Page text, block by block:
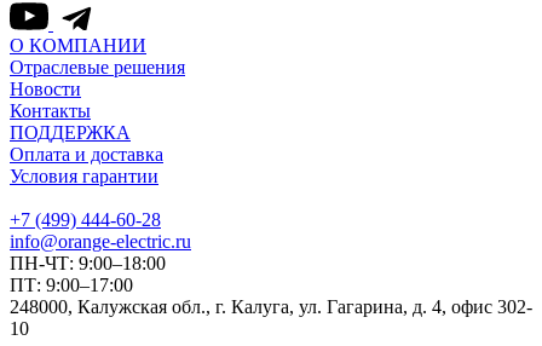
О КОМПАНИИ
Отраслевые решения
Новости
Контакты
ПОДДЕРЖКА
Оплата и доставка
Условия гарантии
+7 (499) 444-60-28
info@orange-electric.ru
ПН-ЧТ: 9:00–18:00
ПТ: 9:00–17:00
248000, Калужская обл., г. Калуга, ул. Гагарина, д. 4, офис 302-
10